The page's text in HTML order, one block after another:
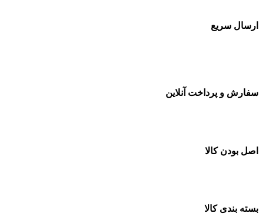
ارسال سریع
سفارش و پرداخت آنلاین
اصل بودن کالا
بسته بندی کالا